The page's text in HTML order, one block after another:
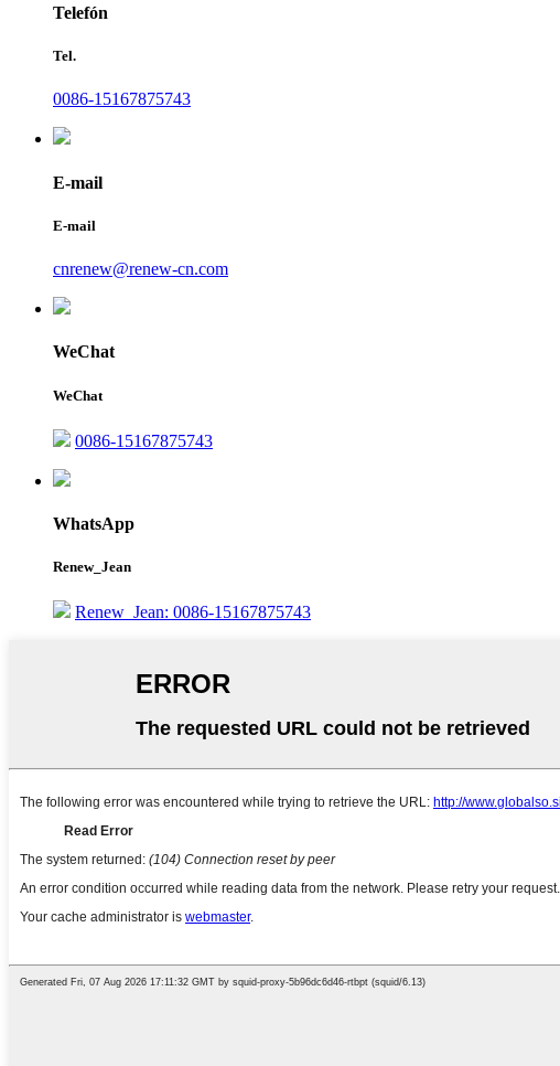
Telefón
Tel.
0086-15167875743
E-mail
E-mail
cnrenew@renew-cn.com
WeChat
WeChat
0086-15167875743
WhatsApp
Renew_Jean
Renew_Jean: 0086-15167875743